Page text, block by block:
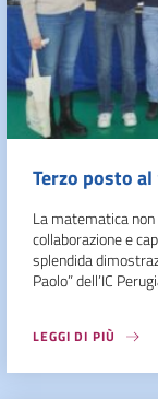
Terzo posto
La matematica
collaborazione e
splendida
Paolo” dell’IC
LEGGI DI PIÙ